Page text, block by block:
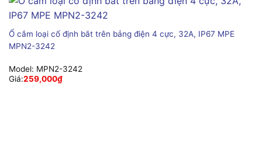
Ổ cắm loại cố định bắt trên bảng điện 4 cực, 32A, IP67 MPE
MPN2-3242
Model: MPN2-3242
Giá:259,000₫